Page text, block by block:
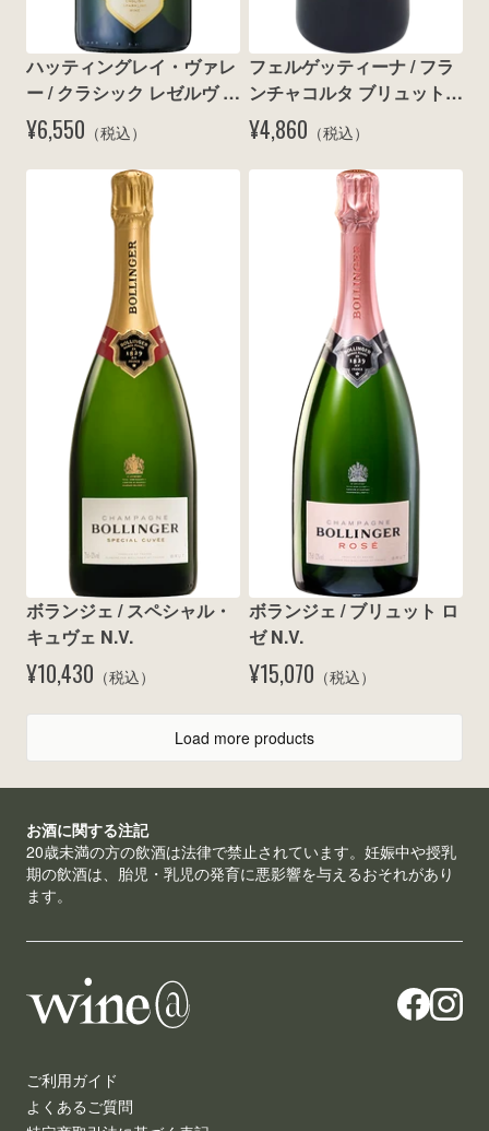
ハッティングレイ・ヴァレ
ー / クラシック レゼルヴ ブ
リュット N.V.
¥6,550 （税込）
フェルゲッティーナ / フラ
ンチャコルタ ブリュット
N.V.
¥4,860 （税込）
ボランジェ / スペシャル・
キュヴェ N.V.
¥10,430 （税込）
ボランジェ / ブリュット ロ
ゼ N.V.
¥15,070 （税込）
Load more products
お酒に関する注記
20歳未満の方の飲酒は法律で禁止されています。妊娠中や授乳
期の飲酒は、胎児・乳児の発育に悪影響を与えるおそれがあり
ます。
ご利用ガイド
よくあるご質問